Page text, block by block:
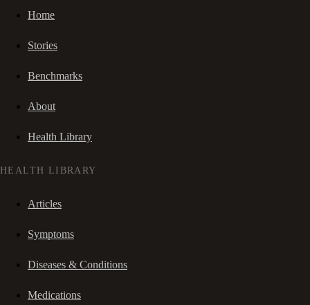
Home
Stories
Benchmarks
About
Health Library
HEALTH LIBRARY
Articles
Symptoms
Diseases & Conditions
Medications